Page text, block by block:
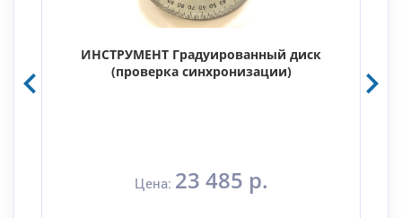
ИНСТРУМЕНТ Градуированный диск
(проверка синхронизации)
Цена: 23 485 р.